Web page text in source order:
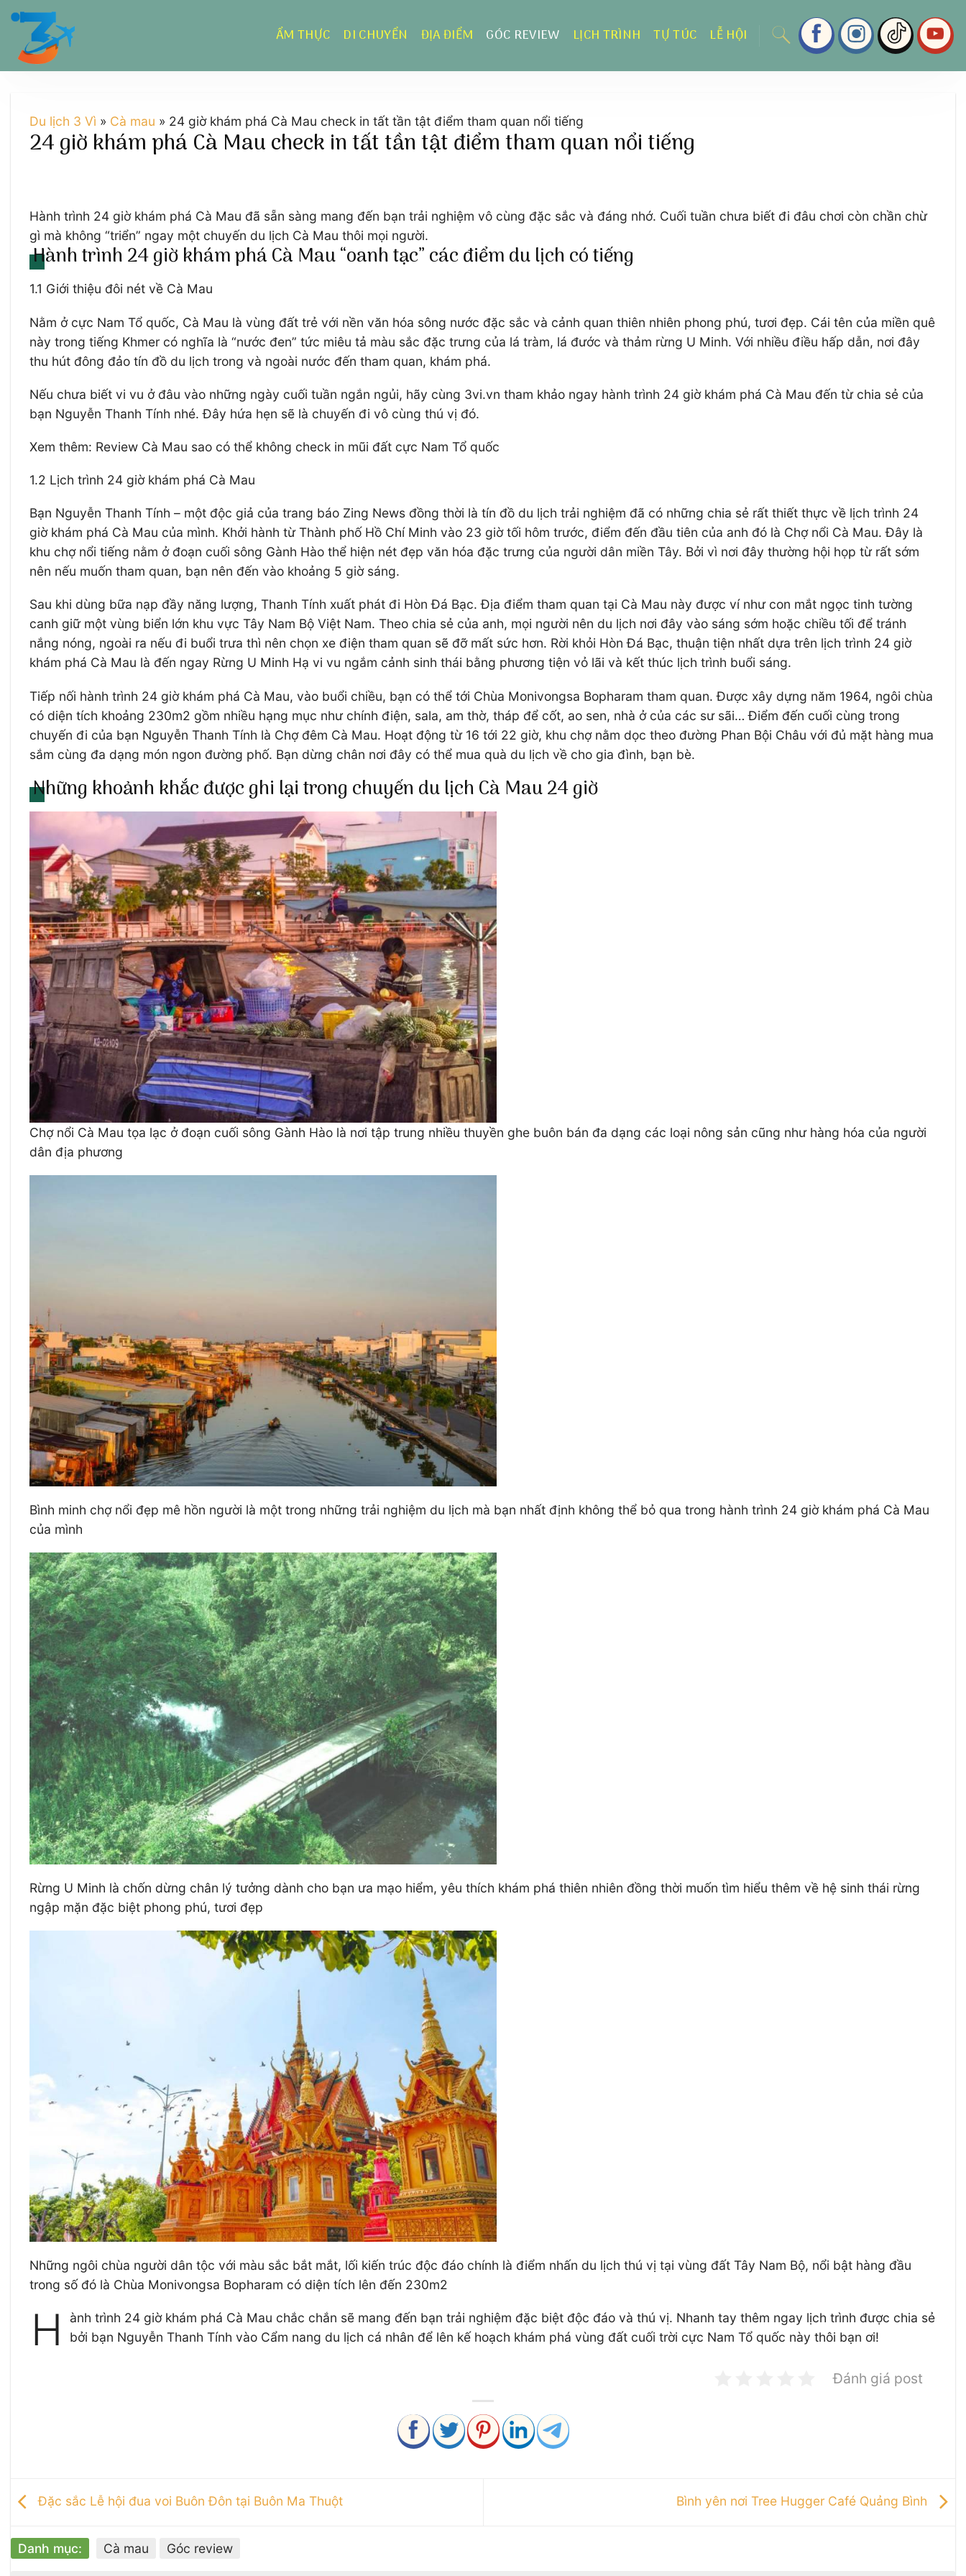
Chuyển
dung
ẨM THỰC DI CHUYỂN ĐỊA ĐIỂM GÓC REVIEW LỊCH TRÌNH TỰ TÚC LỄ HỘI
Du lịch 3 Vì » Cà mau » 24 giờ khám phá Cà Mau check in tất tần tật điểm tham quan nổi tiếng
24 giờ khám phá Cà Mau check in tất tần tật điểm tham quan nổi tiếng
Hành trình 24 giờ khám phá Cà Mau đã sẵn sàng mang đến bạn trải nghiệm vô cùng đặc sắc và đáng nhớ. Cuối tuần chưa biết đi đâu chơi còn chần chừ
gì mà không “triển” ngay một chuyến du lịch Cà Mau thôi mọi người.
Hành trình 24 giờ khám phá Cà Mau “oanh tạc” các điểm du lịch có tiếng
1.1 Giới thiệu đôi nét về Cà Mau
Nằm ở cực Nam Tổ quốc, Cà Mau là vùng đất trẻ với nền văn hóa sông nước đặc sắc và cảnh quan thiên nhiên phong phú, tươi đẹp. Cái tên của miền quê
này trong tiếng Khmer có nghĩa là “nước đen” tức miêu tả màu sắc đặc trưng của lá tràm, lá đước và thảm rừng U Minh. Với nhiều điều hấp dẫn, nơi đây
thu hút đông đảo tín đồ du lịch trong và ngoài nước đến tham quan, khám phá.
Nếu chưa biết vi vu ở đâu vào những ngày cuối tuần ngắn ngủi, hãy cùng 3vi.vn tham khảo ngay hành trình 24 giờ khám phá Cà Mau đến từ chia sẻ của
bạn Nguyễn Thanh Tính nhé. Đây hứa hẹn sẽ là chuyến đi vô cùng thú vị đó.
Xem thêm: Review Cà Mau sao có thể không check in mũi đất cực Nam Tổ quốc
1.2 Lịch trình 24 giờ khám phá Cà Mau
Bạn Nguyễn Thanh Tính – một độc giả của trang báo Zing News đồng thời là tín đồ du lịch trải nghiệm đã có những chia sẻ rất thiết thực về lịch trình 24
giờ khám phá Cà Mau của mình. Khởi hành từ Thành phố Hồ Chí Minh vào 23 giờ tối hôm trước, điểm đến đầu tiên của anh đó là Chợ nổi Cà Mau. Đây là
khu chợ nổi tiếng nằm ở đoạn cuối sông Gành Hào thể hiện nét đẹp văn hóa đặc trưng của người dân miền Tây. Bởi vì nơi đây thường hội họp từ rất sớm
nên nếu muốn tham quan, bạn nên đến vào khoảng 5 giờ sáng.
Sau khi dùng bữa nạp đầy năng lượng, Thanh Tính xuất phát đi Hòn Đá Bạc. Địa điểm tham quan tại Cà Mau này được ví như con mắt ngọc tinh tường
canh giữ một vùng biển lớn khu vực Tây Nam Bộ Việt Nam. Theo chia sẻ của anh, mọi người nên du lịch nơi đây vào sáng sớm hoặc chiều tối để tránh
nắng nóng, ngoài ra nếu đi buổi trưa thì nên chọn xe điện tham quan sẽ đỡ mất sức hơn. Rời khỏi Hòn Đá Bạc, thuận tiện nhất dựa trên lịch trình 24 giờ
khám phá Cà Mau là đến ngay Rừng U Minh Hạ vi vu ngắm cảnh sinh thái bằng phương tiện vỏ lãi và kết thúc lịch trình buổi sáng.
Tiếp nối hành trình 24 giờ khám phá Cà Mau, vào buổi chiều, bạn có thể tới Chùa Monivongsa Bopharam tham quan. Được xây dựng năm 1964, ngôi chùa
có diện tích khoảng 230m2 gồm nhiều hạng mục như chính điện, sala, am thờ, tháp để cốt, ao sen, nhà ở của các sư sãi… Điểm đến cuối cùng trong
chuyến đi của bạn Nguyễn Thanh Tính là Chợ đêm Cà Mau. Hoạt động từ 16 tới 22 giờ, khu chợ nằm dọc theo đường Phan Bội Châu với đủ mặt hàng mua
sắm cùng đa dạng món ngon đường phố. Bạn dừng chân nơi đây có thể mua quà du lịch về cho gia đình, bạn bè.
Những khoảnh khắc được ghi lại trong chuyến du lịch Cà Mau 24 giờ
Chợ nổi Cà Mau tọa lạc ở đoạn cuối sông Gành Hào là nơi tập trung nhiều thuyền ghe buôn bán đa dạng các loại nông sản cũng như hàng hóa của người
dân địa phương
Bình minh chợ nổi đẹp mê hồn người là một trong những trải nghiệm du lịch mà bạn nhất định không thể bỏ qua trong hành trình 24 giờ khám phá Cà Mau
của mình
Rừng U Minh là chốn dừng chân lý tưởng dành cho bạn ưa mạo hiểm, yêu thích khám phá thiên nhiên đồng thời muốn tìm hiểu thêm về hệ sinh thái rừng
ngập mặn đặc biệt phong phú, tươi đẹp
Những ngôi chùa người dân tộc với màu sắc bắt mắt, lối kiến trúc độc đáo chính là điểm nhấn du lịch thú vị tại vùng đất Tây Nam Bộ, nổi bật hàng đầu
trong số đó là Chùa Monivongsa Bopharam có diện tích lên đến 230m2
H
ành trình 24 giờ khám phá Cà Mau chắc chắn sẽ mang đến bạn trải nghiệm đặc biệt độc đáo và thú vị. Nhanh tay thêm ngay lịch trình được chia sẻ
bởi bạn Nguyễn Thanh Tính vào Cẩm nang du lịch cá nhân để lên kế hoạch khám phá vùng đất cuối trời cực Nam Tổ quốc này thôi bạn ơi!
Đánh giá post
Đặc sắc Lễ hội đua voi Buôn Đôn tại Buôn Ma Thuột Bình yên nơi Tree Hugger Café Quảng Bình
Danh mục: Cà mau Góc review